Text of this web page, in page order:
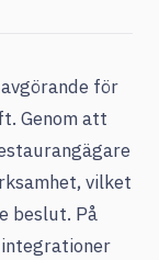
för
Genom att
vilket
beslut. På